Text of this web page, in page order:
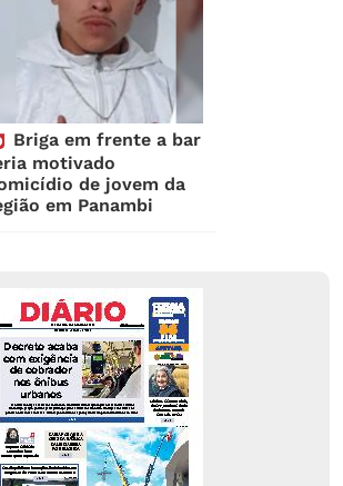
Briga em frente a bar
motivado
de jovem da
em Panambi